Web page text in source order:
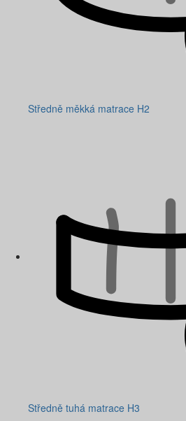
Středně měkká matrace H2
Středně tuhá matrace H3